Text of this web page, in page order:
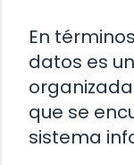
En
datos es
que se
sistema